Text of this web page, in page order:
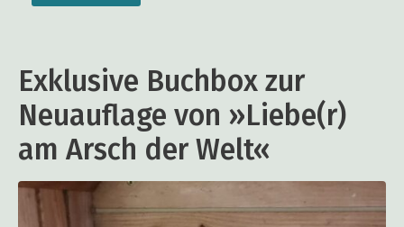
Exklusive Buchbox zur
Neuauflage von »Liebe(r)
am Arsch der Welt«